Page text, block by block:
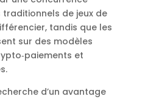
de jeux de
tandis que les
sur des modèles
et
d’un avantage